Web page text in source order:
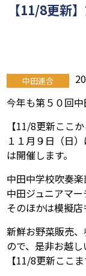
【11/8更新
中田連合
今年も第５０回中
【11/8更新ここか
１１月９日（日
は開催します。
中田中学校吹奏
中田ジュニアマー
そのほかは模擬店
新鮮お野菜販売
ので、是非お越し
【11/8更新ここま